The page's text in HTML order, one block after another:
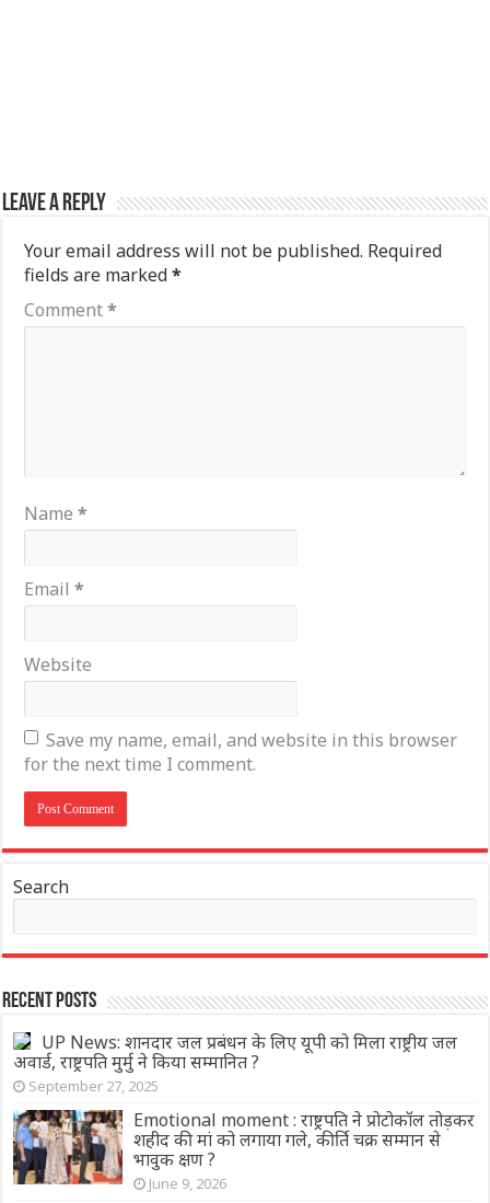
Leave a Reply
Your email address will not be published. Required
fields are marked*
Comment*
Name*
Email*
Website
Save my name, email, and website in this browser
for the next time I comment.
Search
Recent Posts
UP News: शानदार जल प्रबंधन के लिए यूपी को मिला राष्ट्रीय जल
अवार्ड, राष्ट्रपति मुर्मु ने किया सम्मानित ?
September 27, 2025
Emotional moment : राष्ट्रपति ने प्रोटोकॉल तोड़कर
शहीद की मां को लगाया गले, कीर्ति चक्र सम्मान से
भावुक क्षण ?
June 9, 2026